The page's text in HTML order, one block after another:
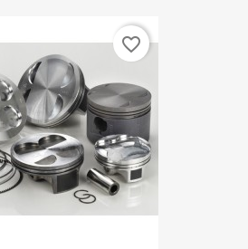
favorite_border